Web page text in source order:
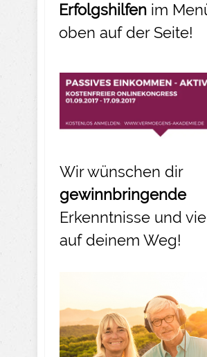
Erfolgshilfen im
oben auf der Seite!
Wir wünschen dir
gewinnbringende
Erkenntnisse und
auf deinem Weg!